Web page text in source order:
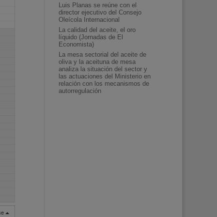
Luis Planas se reúne con el
director ejecutivo del Consejo
Oleícola Internacional
La calidad del aceite, el oro
líquido (Jornadas de El
Economista)
La mesa sectorial del aceite de
oliva y la aceituna de mesa
analiza la situación del sector y
las actuaciones del Ministerio en
relación con los mecanismos de
autorregulación